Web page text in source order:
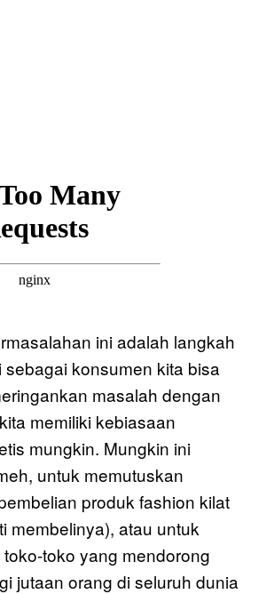
ini adalah langkah
sebagai konsumen kita bisa
masalah dengan
memiliki kebiasaan
mungkin. Mungkin ini
untuk memutuskan
produk fashion kilat
membelinya), atau untuk
toko yang mendorong
jutaan orang di seluruh dunia